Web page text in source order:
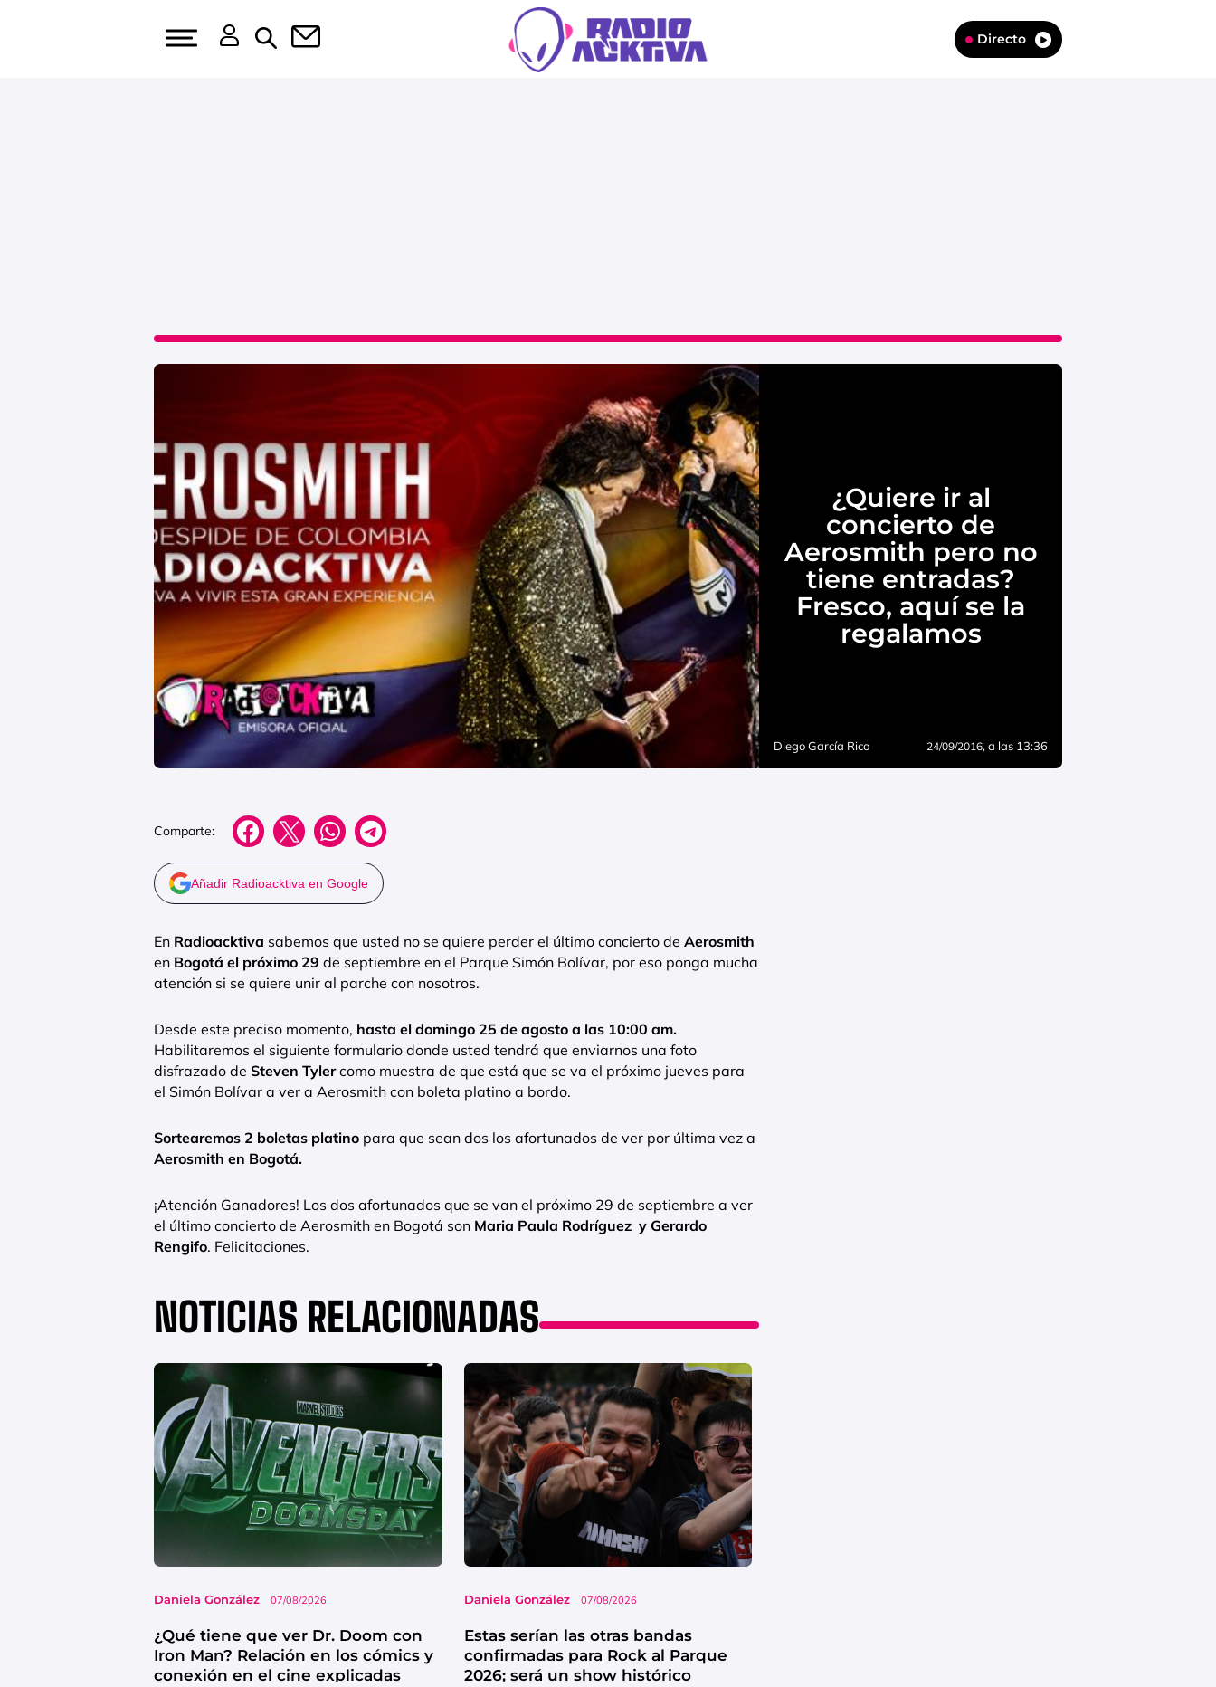
Directo
¿Quiere ir al
concierto de
Aerosmith pero no
tiene entradas?
Fresco, aquí se la
regalamos
Diego García Rico 24/09/2016, a las 13:36
Comparte:
Añadir Radioacktiva en Google
En Radioacktiva sabemos que usted no se quiere perder el último concierto de Aerosmith
en Bogotá el próximo 29 de septiembre en el Parque Simón Bolívar, por eso ponga mucha
atención si se quiere unir al parche con nosotros.
Desde este preciso momento, hasta el domingo 25 de agosto a las 10:00 am.
Habilitaremos el siguiente formulario donde usted tendrá que enviarnos una foto
disfrazado de Steven Tylercomo muestra de que está que se va el próximo jueves para
el Simón Bolívar a ver a Aerosmith con boleta platino a bordo.
Sortearemos 2 boletas platino para que sean dos los afortunados de ver por última vez a
Aerosmith en Bogotá.
¡Atención Ganadores! Los dos afortunados que se van el próximo 29 de septiembre a ver
el último concierto de Aerosmith en Bogotá son Maria Paula Rodríguez y Gerardo
Rengifo. Felicitaciones.
NOTICIAS RELACIONADAS
Daniela González 07/08/2026
¿Qué tiene que ver Dr. Doom con
Iron Man? Relación en los cómics y
conexión en el cine explicadas
Daniela González 07/08/2026
Estas serían las otras bandas
confirmadas para Rock al Parque
2026; será un show histórico